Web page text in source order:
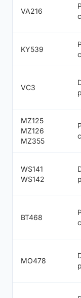
VA216
KY539
VC3
MZ125
MZ126
MZ355
WS141
WS142
BT468
MO478